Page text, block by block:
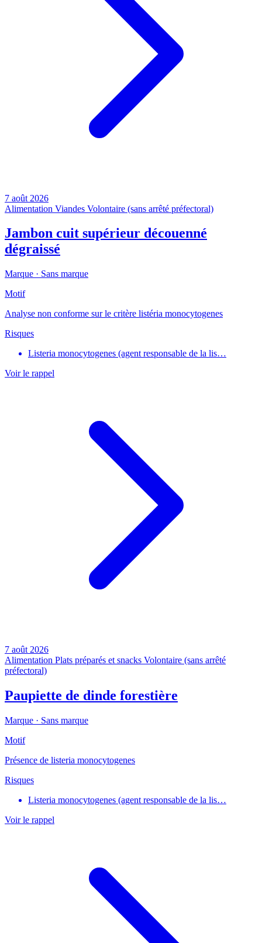
7 août 2026
Alimentation Viandes Volontaire (sans arrêté préfectoral)
Jambon cuit supérieur découenné
dégraissé
Marque · Sans marque
Motif
Analyse non conforme sur le critère listéria monocytogenes
Risques
Listeria monocytogenes (agent responsable de la lis…
Voir le rappel
7 août 2026
Alimentation Plats préparés et snacks Volontaire (sans arrêté
préfectoral)
Paupiette de dinde forestière
Marque · Sans marque
Motif
Présence de listeria monocytogenes
Risques
Listeria monocytogenes (agent responsable de la lis…
Voir le rappel